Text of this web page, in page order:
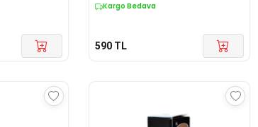
Kargo Bedava
590 TL